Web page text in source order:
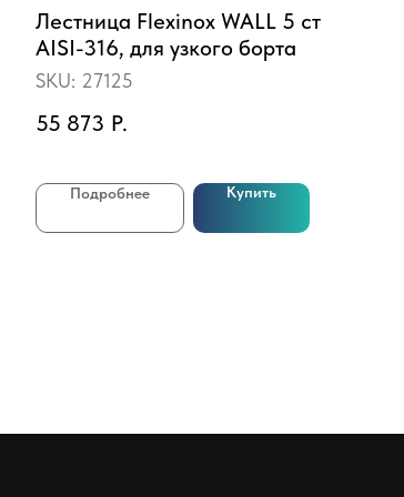
Лестница Flexinox WALL 5 ст
AISI-316, для узкого борта
SKU: 27125
55 873 Р.
Подробнее Купить